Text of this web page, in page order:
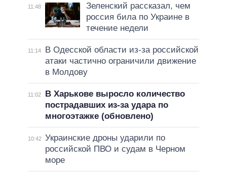
11:48
Зеленский рассказал, чем
россия била по Украине в
течение недели
11:14
В Одесской области из-за российской
атаки частично ограничили движение
в Молдову
11:02
В Харькове выросло количество
пострадавших из-за удара по
многоэтажке (обновлено)
10:42 Украинские дроны ударили по
российской ПВО и судам в Черном
море